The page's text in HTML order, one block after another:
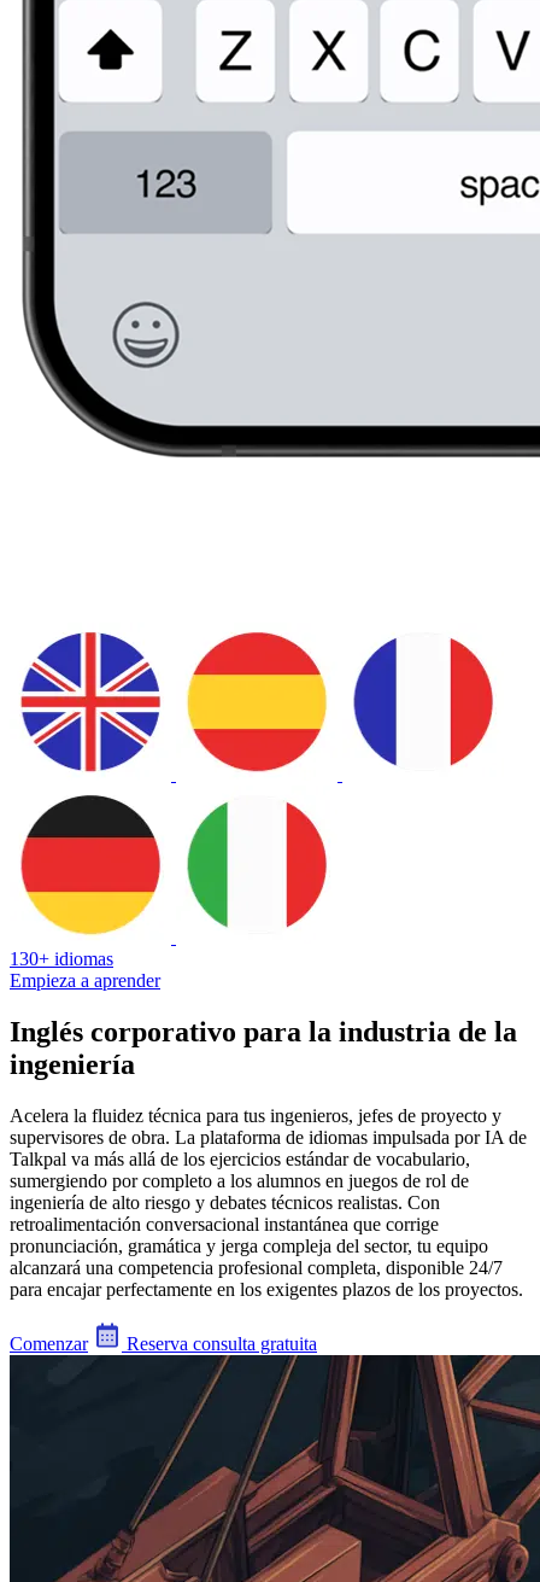
130+ idiomas
Empieza a aprender
Inglés corporativo para la industria de la
ingeniería
Acelera la fluidez técnica para tus ingenieros, jefes de proyecto y
supervisores de obra. La plataforma de idiomas impulsada por IA de
Talkpal va más allá de los ejercicios estándar de vocabulario,
sumergiendo por completo a los alumnos en juegos de rol de
ingeniería de alto riesgo y debates técnicos realistas. Con
retroalimentación conversacional instantánea que corrige
pronunciación, gramática y jerga compleja del sector, tu equipo
alcanzará una competencia profesional completa, disponible 24/7
para encajar perfectamente en los exigentes plazos de los proyectos.
Comenzar Reserva consulta gratuita